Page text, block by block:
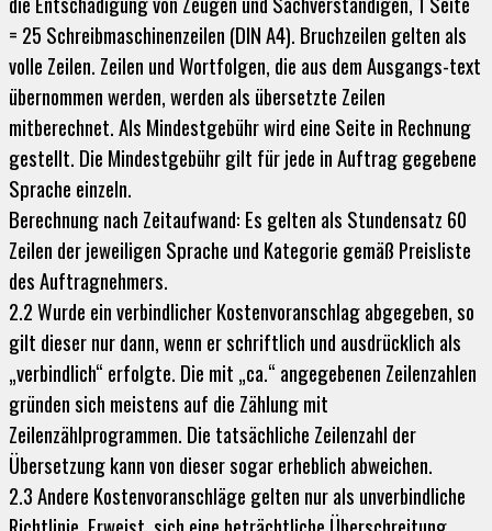
= 25 Schreibmaschinenzeilen (DIN A4). Bruchzeilen gelten als
volle Zeilen. Zeilen und Wortfolgen, die aus dem Ausgangs-text
übernommen werden, werden als übersetzte Zeilen
mitberechnet. Als Mindestgebühr wird eine Seite in Rechnung
gestellt. Die Mindestgebühr gilt für jede in Auftrag gegebene
Sprache einzeln.
Berechnung nach Zeitaufwand: Es gelten als Stundensatz 60
Zeilen der jeweiligen Sprache und Kategorie gemäß Preisliste
des Auftragnehmers.
2.2 Wurde ein verbindlicher Kostenvoranschlag abgegeben, so
gilt dieser nur dann, wenn er schriftlich und ausdrücklich als
„verbindlich“ erfolgte. Die mit „ca.“ angegebenen Zeilenzahlen
gründen sich meistens auf die Zählung mit
Zeilenzählprogrammen. Die tatsächliche Zeilenzahl der
Übersetzung kann von dieser sogar erheblich abweichen.
2.3 Andere Kostenvoranschläge gelten nur als unverbindliche